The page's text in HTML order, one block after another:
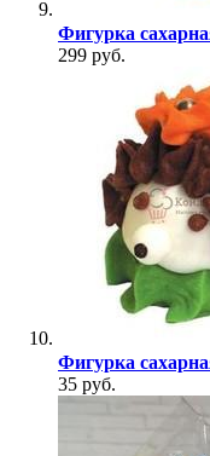
Фигурка
299 руб.
Фигурка
35 руб.